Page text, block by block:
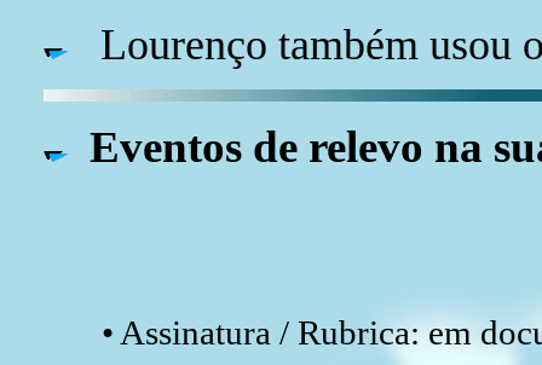
Lourenço também usou
Eventos de relevo na
• Assinatura / Rubrica: em